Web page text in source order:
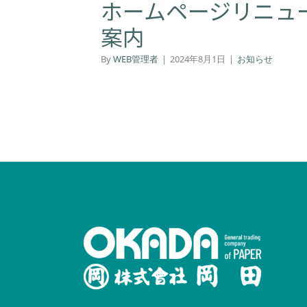
ホームページリニュ
案内
ByWEB管理者 | 2024年8月1日 | お知らせ